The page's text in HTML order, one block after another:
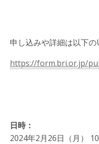
申し込みや詳細は以下の
https://form.bri.or.jp/
日時：
2024年2月26日（月）